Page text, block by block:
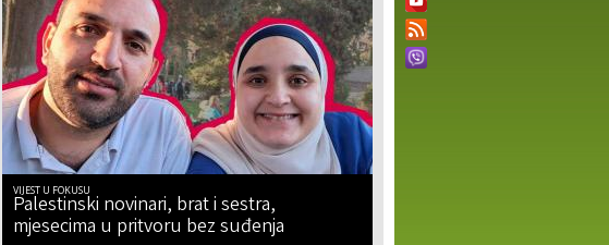
VIJEST U FOKUSU
Palestinski novinari, brat i sestra,
mjesecima u pritvoru bez suđenja